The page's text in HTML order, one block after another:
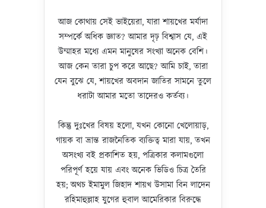
আজ কোথায় সেই ভাইয়েরা, যারা শায়খের মর্যাদা
সম্পর্কে অধিক জ্ঞাত? আমার দৃঢ় বিশ্বাস যে, এই
উম্মাহর মধ্যে এমন মানুষের সংখ্যা অনেক বেশি।
আজ কেন তারা চুপ করে আছে? আমি চাই, তারা
যেন বুঝে যে, শায়খের অবদান জাতির সামনে তুলে
ধরাটা আমার মতো তাদেরও কর্তব্য।
কিন্তু দুঃখের বিষয় হলো, যখন কোনো খেলোয়াড়,
গায়ক বা ভ্রান্ত রাজনৈতিক ব্যক্তিত্ব মারা যায়, তখন
অসংখ্য বই প্রকাশিত হয়, পত্রিকার কলামগুলো
পরিপূর্ণ হয়ে যায় এবং অনেক ভিডিও চিত্র তৈরি
হয়; অথচ ইমামুল জিহাদ শায়খ উসামা বিন লাদেন
রহিমাহুল্লাহ যুগের হুবাল আমেরিকার বিরুদ্ধে